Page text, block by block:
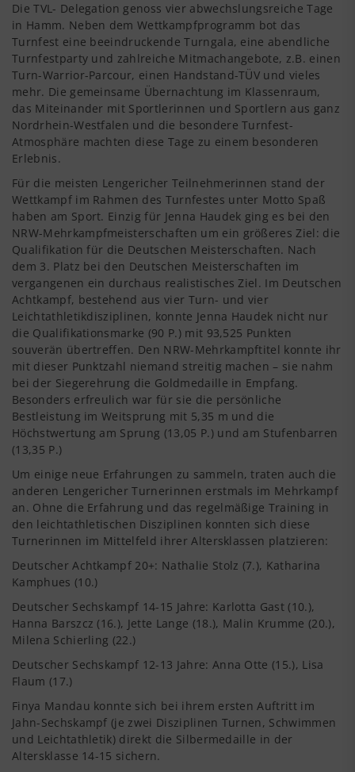
Die TVL- Delegation genoss vier abwechslungsreiche Tage
in Hamm. Neben dem Wettkampfprogramm bot das
Turnfest eine beeindruckende Turngala, eine abendliche
Turnfestparty und zahlreiche Mitmachangebote, z.B. einen
Turn-Warrior-Parcour, einen Handstand-TÜV und vieles
mehr. Die gemeinsame Übernachtung im Klassenraum,
das Miteinander mit Sportlerinnen und Sportlern aus ganz
Nordrhein-Westfalen und die besondere Turnfest-
Atmosphäre machten diese Tage zu einem besonderen
Erlebnis.
Für die meisten Lengericher Teilnehmerinnen stand der
Wettkampf im Rahmen des Turnfestes unter Motto Spaß
haben am Sport. Einzig für Jenna Haudek ging es bei den
NRW-Mehrkampfmeisterschaften um ein größeres Ziel: die
Qualifikation für die Deutschen Meisterschaften. Nach
dem 3. Platz bei den Deutschen Meisterschaften im
vergangenen ein durchaus realistisches Ziel. Im Deutschen
Achtkampf, bestehend aus vier Turn- und vier
Leichtathletikdisziplinen, konnte Jenna Haudek nicht nur
die Qualifikationsmarke (90 P.) mit 93,525 Punkten
souverän übertreffen. Den NRW-Mehrkampftitel konnte ihr
mit dieser Punktzahl niemand streitig machen – sie nahm
bei der Siegerehrung die Goldmedaille in Empfang.
Besonders erfreulich war für sie die persönliche
Bestleistung im Weitsprung mit 5,35 m und die
Höchstwertung am Sprung (13,05 P.) und am Stufenbarren
(13,35 P.)
Um einige neue Erfahrungen zu sammeln, traten auch die
anderen Lengericher Turnerinnen erstmals im Mehrkampf
an. Ohne die Erfahrung und das regelmäßige Training in
den leichtathletischen Disziplinen konnten sich diese
Turnerinnen im Mittelfeld ihrer Altersklassen platzieren:
Deutscher Achtkampf 20+: Nathalie Stolz (7.), Katharina
Kamphues (10.)
Deutscher Sechskampf 14-15 Jahre: Karlotta Gast (10.),
Hanna Barszcz (16.), Jette Lange (18.), Malin Krumme (20.),
Milena Schierling (22.)
Deutscher Sechskampf 12-13 Jahre: Anna Otte (15.), Lisa
Flaum (17.)
Finya Mandau konnte sich bei ihrem ersten Auftritt im
Jahn-Sechskampf (je zwei Disziplinen Turnen, Schwimmen
und Leichtathletik) direkt die Silbermedaille in der
Altersklasse 14-15 sichern.